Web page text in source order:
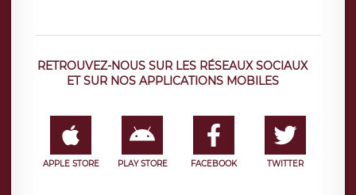
RETROUVEZ-NOUS SUR LES RÉSEAUX SOCIAUX
ET SUR NOS APPLICATIONS MOBILES
APPLE STORE PLAY STORE FACEBOOK TWITTER